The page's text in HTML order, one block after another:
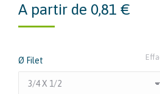
A partir de 0,81 €
Ø Filet